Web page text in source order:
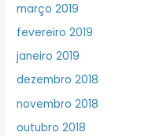
março 2019
fevereiro 2019
janeiro 2019
dezembro 2018
novembro 2018
outubro 2018